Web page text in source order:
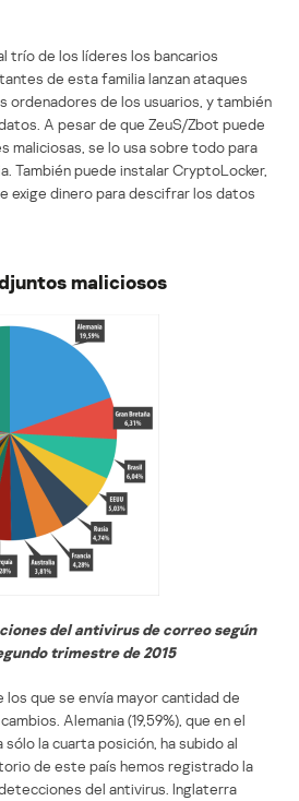
trío de los líderes los bancarios
de esta familia lanzan ataques
ordenadores de los usuarios, y también
A pesar de que ZeuS/Zbot puede
maliciosas, se lo usa sobre todo para
También puede instalar CryptoLocker,
exige dinero para descifrar los datos
maliciosos
del antivirus de correo según
trimestre de 2015
que se envía mayor cantidad de
Alemania (19,59%), que en el
la cuarta posición, ha subido al
de este país hemos registrado la
del antivirus. Inglaterra